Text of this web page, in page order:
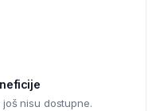
nisu dostupne.